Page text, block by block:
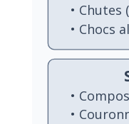
• Chutes
• Chocs
•
•